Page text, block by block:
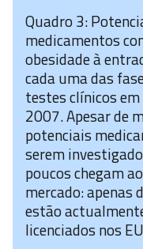
Quadro 3:
medicamentos
obesidade à
cada uma das
testes clínicos
2007. Apesar de
potenciais
serem
poucos chegam ao
mercado: apenas
estão
licenciados nos